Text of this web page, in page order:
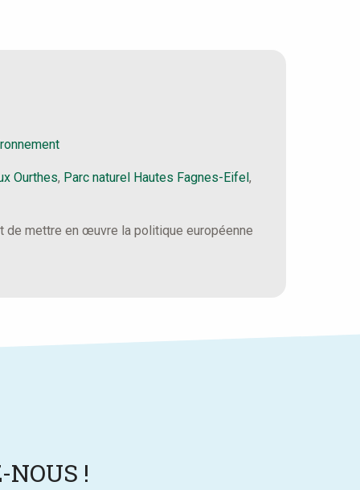
Ourthes, Parc naturel Hautes Fagnes-Eifel,
de mettre en œuvre la politique européenne
NOUS !